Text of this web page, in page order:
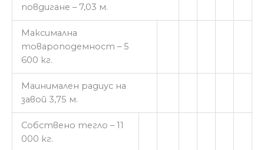
повдигане – 7,03 м.
Максимална
товароподемност – 5
600 кг.
Маинимален радиус на
завой 3,75 м.
Собствено тегло – 11
000 кг.